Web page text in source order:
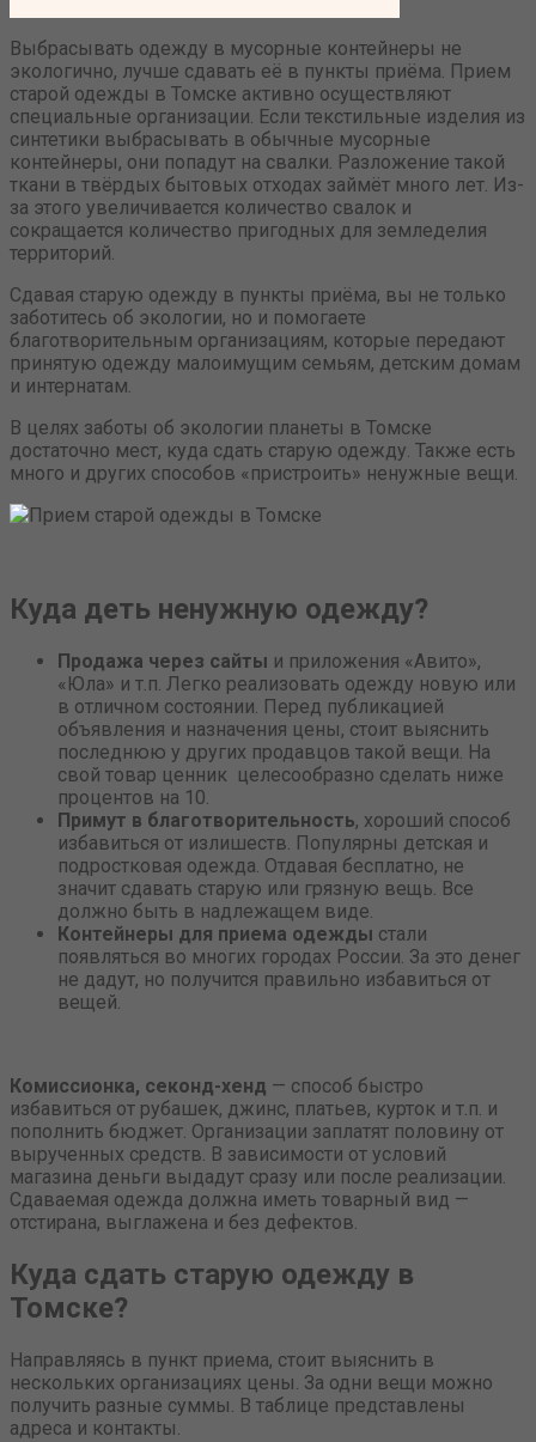
Выбрасывать одежду в мусорные контейнеры не
экологично, лучше сдавать её в пункты приёма. Прием
старой одежды в Томске активно осуществляют
специальные организации. Если текстильные изделия из
синтетики выбрасывать в обычные мусорные
контейнеры, они попадут на свалки. Разложение такой
ткани в твёрдых бытовых отходах займёт много лет. Из-
за этого увеличивается количество свалок и
сокращается количество пригодных для земледелия
территорий.
Сдавая старую одежду в пункты приёма, вы не только
заботитесь об экологии, но и помогаете
благотворительным организациям, которые передают
принятую одежду малоимущим семьям, детским домам
и интернатам.
В целях заботы об экологии планеты в Томске
достаточно мест, куда сдать старую одежду. Также есть
много и других способов «пристроить» ненужные вещи.
Куда деть ненужную одежду?
Продажа через сайты и приложения «Авито»,
«Юла» и т.п. Легко реализовать одежду новую или
в отличном состоянии. Перед публикацией
объявления и назначения цены, стоит выяснить
последнюю у других продавцов такой вещи. На
свой товар ценник целесообразно сделать ниже
процентов на 10.
Примут в благотворительность, хороший способ
избавиться от излишеств. Популярны детская и
подростковая одежда. Отдавая бесплатно, не
значит сдавать старую или грязную вещь. Все
должно быть в надлежащем виде.
Контейнеры для приема одежды стали
появляться во многих городах России. За это денег
не дадут, но получится правильно избавиться от
вещей.
Комиссионка, секонд-хенд — способ быстро
избавиться от рубашек, джинс, платьев, курток и т.п. и
пополнить бюджет. Организации заплатят половину от
вырученных средств. В зависимости от условий
магазина деньги выдадут сразу или после реализации.
Сдаваемая одежда должна иметь товарный вид —
отстирана, выглажена и без дефектов.
Куда сдать старую одежду в
Томске?
Направляясь в пункт приема, стоит выяснить в
нескольких организациях цены. За одни вещи можно
получить разные суммы. В таблице представлены
адреса и контакты.